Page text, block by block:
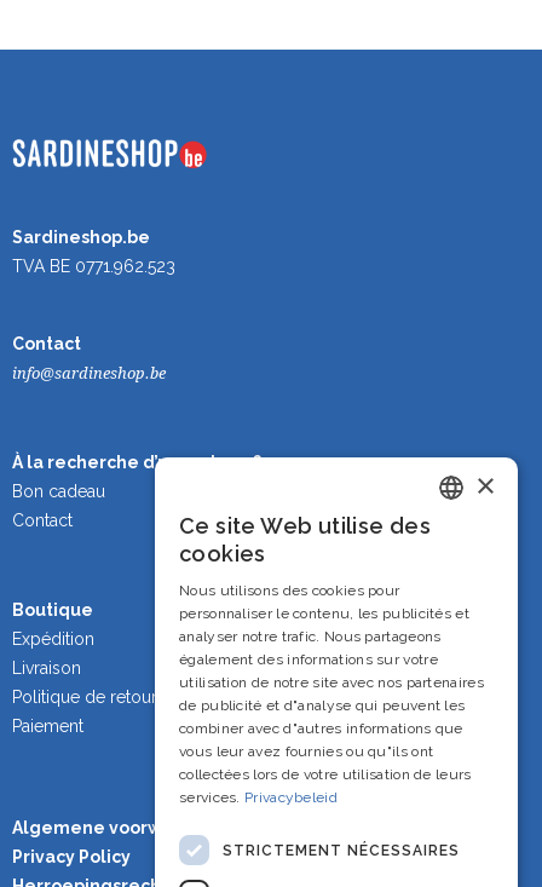
Sardineshop.be
TVA BE 0771.962.523
Contact
info@sardineshop.be
À la recherche d’un cadeau ?
Bon cadeau
Contact
Boutique
Expédition
Livraison
Politique de retour
Paiement
Algemene voorwaarden
Privacy Policy
×
Ce site Web utilise des
cookies
Nous utilisons des cookies pour
personnaliser le contenu, les publicités et
analyser notre trafic. Nous partageons
également des informations sur votre
utilisation de notre site avec nos partenaires
de publicité et d"analyse qui peuvent les
combiner avec d"autres informations que
vous leur avez fournies ou qu"ils ont
collectées lors de votre utilisation de leurs
services. Privacybeleid
STRICTEMENT NÉCESSAIRES